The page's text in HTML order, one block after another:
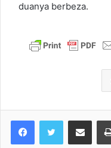
duanya berbeza.
Share via Email